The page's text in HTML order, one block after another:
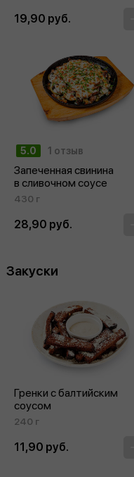
19,90 руб.
5.0 1 отзыв
Запеченная свинина
в сливочном соусе
430 г
28,90 руб.
Закуски
Гренки с балтийским
соусом
240 г
11,90 руб.